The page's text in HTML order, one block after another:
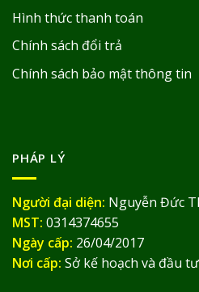
Hình thức thanh toán
Chính sách đổi trả
Chính sách bảo mật thông tin
PHÁP LÝ
Người đại diện: Nguyễn Đức
MST: 0314374655
Ngày cấp: 26/04/2017
Nơi cấp: Sở kế hoạch và đầu